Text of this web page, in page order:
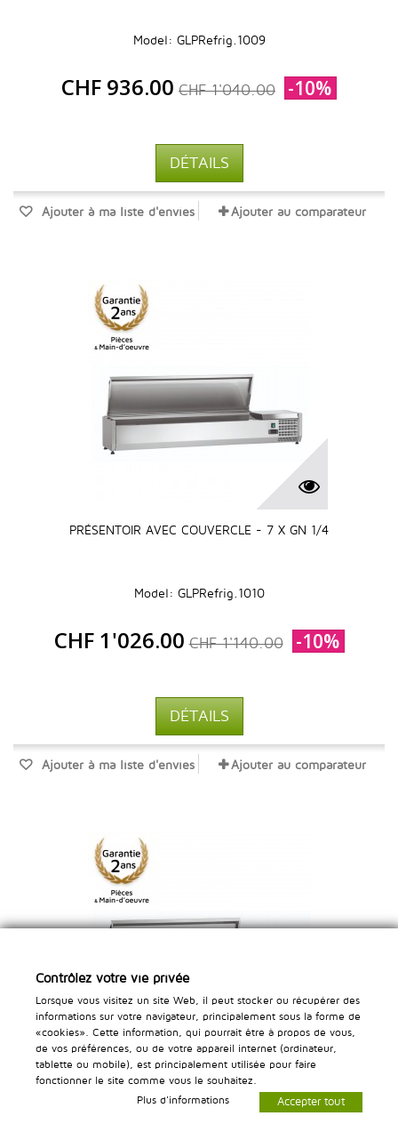
Model: GLPRefrig.1009
CHF 936.00 CHF 1'040.00 -10%
DÉTAILS
Ajouter à ma liste d'envies Ajouter au comparateur
PRÉSENTOIR AVEC COUVERCLE - 7 X GN 1/4
Model: GLPRefrig.1010
CHF 1'026.00 CHF 1'140.00 -10%
DÉTAILS
Ajouter à ma liste d'envies Ajouter au comparateur
PRÉSENTOIR AV. COUVERCLE 3XGN1/3&1XGN1/2
Contrôlez votre vie privée
Lorsque vous visitez un site Web, il peut stocker ou récupérer des
informations sur votre navigateur, principalement sous la forme de
«cookies». Cette information, qui pourrait être à propos de vous,
de vos préférences, ou de votre appareil internet (ordinateur,
tablette ou mobile), est principalement utilisée pour faire
fonctionner le site comme vous le souhaitez.
Plus d'informations
Accepter tout